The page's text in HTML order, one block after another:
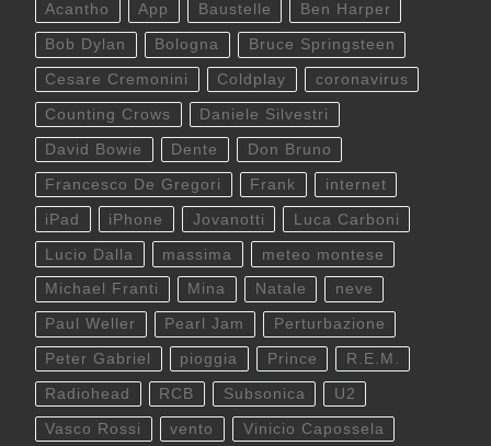
Acantho App Baustelle Ben Harper
Bob Dylan Bologna Bruce Springsteen
Cesare Cremonini Coldplay coronavirus
Counting Crows Daniele Silvestri
David Bowie Dente Don Bruno
Francesco De Gregori Frank internet
iPad iPhone Jovanotti Luca Carboni
Lucio Dalla massima meteo montese
Michael Franti Mina Natale neve
Paul Weller Pearl Jam Perturbazione
Peter Gabriel pioggia Prince R.E.M.
Radiohead RCB Subsonica U2
Vasco Rossi vento Vinicio Capossela